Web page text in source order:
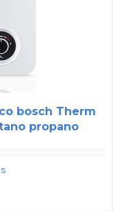
bosch Therm
propano